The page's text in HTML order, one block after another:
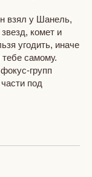
взял у Шанель,
комет и
угодить, иначе
тебе самому.
групп
под